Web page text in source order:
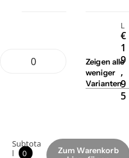
Zeigenalle
weniger
Varianten
Subtota
l
0
Zum Warenkorb
L
€
1
9
,
9
5